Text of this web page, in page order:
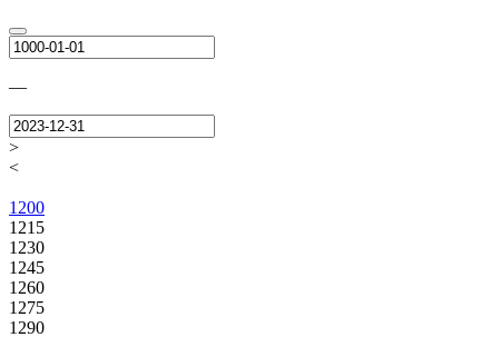
—
>
<
1200
1215
1230
1245
1260
1275
1290